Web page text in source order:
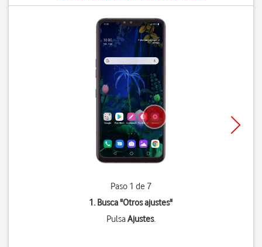
Paso 1 de 7
1. Busca "Otros ajustes"
PulsaAjustes.